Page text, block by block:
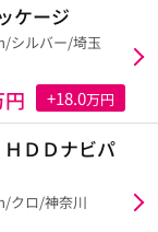
ケージ
シルバー/埼玉
円 +18.0万円
ＤＤナビパ
クロ/神奈川